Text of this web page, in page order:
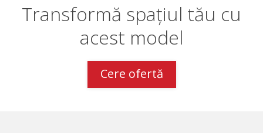
Transformă spațiul tău cu
acest model
Cere ofertă